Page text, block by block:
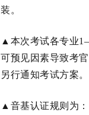
装。
▲ 本次考试各专业
可预见因素导致考
另行通知考试方案。
▲ 音基认证规则为